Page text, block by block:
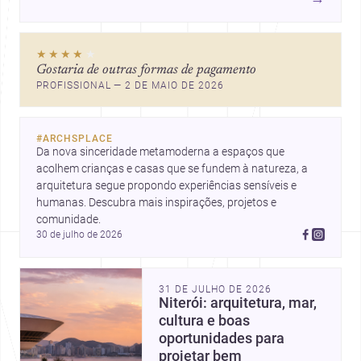
★★★★ ★
Gostaria de outras formas de pagamento
PROFISSIONAL — 2 DE MAIO DE 2026
#ARCHSPLACE
Da nova sinceridade metamoderna a espaços que
acolhem crianças e casas que se fundem à natureza, a
arquitetura segue propondo experiências sensíveis e
humanas. Descubra mais inspirações, projetos e
comunidade.
30 de julho de 2026
31 DE JULHO DE 2026
Niterói: arquitetura, mar,
cultura e boas
oportunidades para
projetar bem